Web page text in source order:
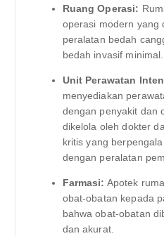
Ruang Operasi:
operasi modern yang
peralatan bedah
bedah invasif minimal.
Unit Perawatan
menyediakan
dengan penyakit dan
dikelola oleh dokter
kritis yang
dengan peralatan
Farmasi: Apotek
obat-obatan kepada
bahwa obat-obatan
dan akurat.